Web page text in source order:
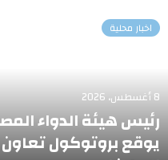
اخبار محلية
8 أغسطس، 2026
رئيس هيئة الدواء
يوقع بروتوكول